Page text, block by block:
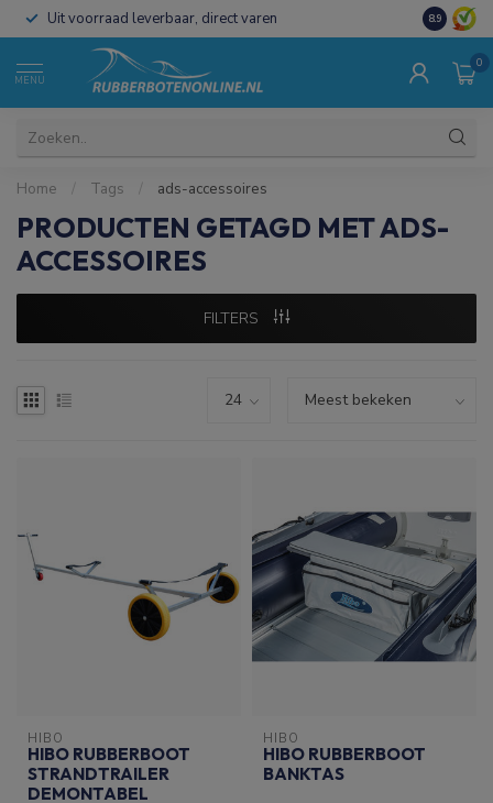
Uit voorraad leverbaar, direct varen Al 15 jaar
8.9
MENU
0
Home / Tags / ads-accessoires
PRODUCTEN GETAGD MET ADS-
ACCESSOIRES
FILTERS
HIBO
HIBO RUBBERBOOT
STRANDTRAILER
DEMONTABEL
HIBO
HIBO RUBBERBOOT
BANKTAS